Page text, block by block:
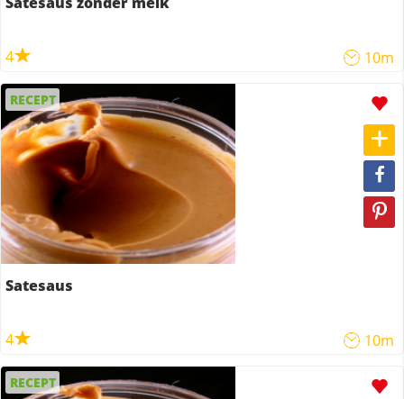
4 10m
RECEPT
Satesaus
4 10m
RECEPT